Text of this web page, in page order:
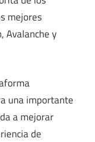
mejores
Avalanche y
una importante
a mejorar
de